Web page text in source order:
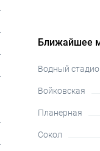
Ближайшее
Водный
Войковская
Планерная
Сокол